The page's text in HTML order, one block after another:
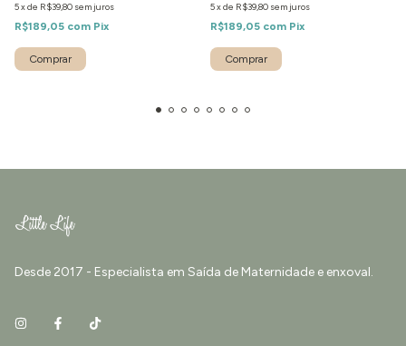
5xde R$39,80 sem juros
R$189,05 com Pix
Comprar
5xde R$39,80 sem juros
R$189,05 com Pix
Comprar
Desde 2017 - Especialista em Saída de Maternidade e enxoval.